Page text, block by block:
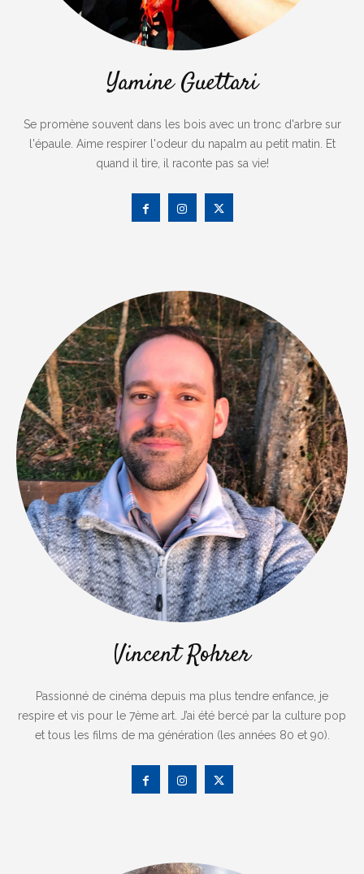
Yamine Guettari
Se promène souvent dans les bois avec un tronc d'arbre sur
l'épaule. Aime respirer l'odeur du napalm au petit matin. Et
quand il tire, il raconte pas sa vie!
Vincent Rohrer
Passionné de cinéma depuis ma plus tendre enfance, je
respire et vis pour le 7ème art. J’ai été bercé par la culture pop
et tous les films de ma génération (les années 80 et 90).